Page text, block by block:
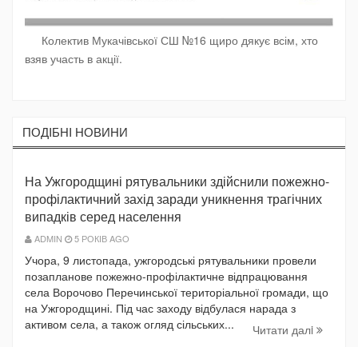
Колектив Мукачівської СШ №16 щиро дякує всім, хто
взяв участь в акції.
ПОДIБНI НОВИНИ
На Ужгородщині рятувальники здійснили пожежно-
профілактичний захід заради уникнення трагічних
випадків серед населення
ADMIN 5 РОКІВ AGO
Учора, 9 листопада, ужгородські рятувальники провели
позапланове пожежно-профілактичне відпрацювання
села Ворочово Перечинської територіальної громади, що
на Ужгородщині. Під час заходу відбулася нарада з
активом села, а також огляд сільських...
Читати далi